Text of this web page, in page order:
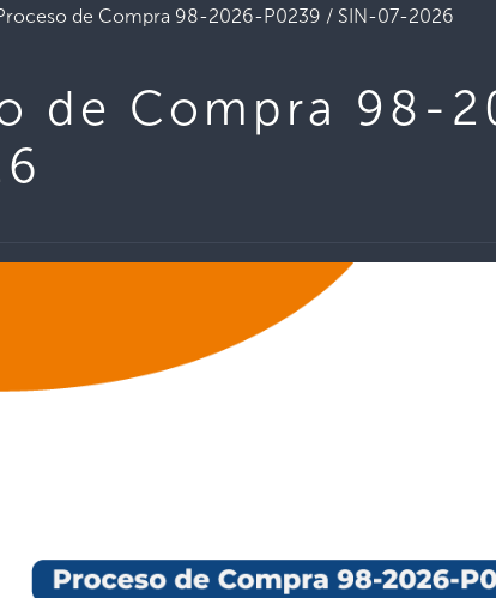
de Compra 98-2026-P0239 / SIN-07-2026
de Compra 98-